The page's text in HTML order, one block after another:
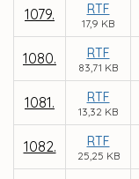
1079. RTF
17,9 KB
1080. RTF
83,71 KB
1081. RTF
13,32 KB
1082. RTF
25,25 KB